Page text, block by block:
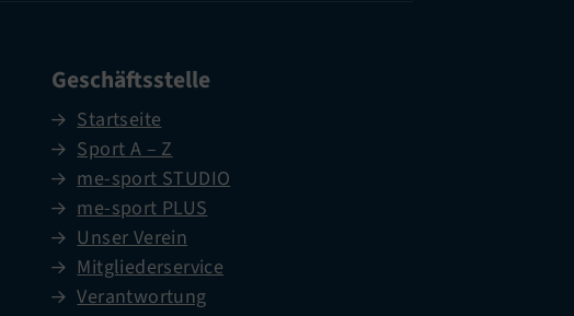
Geschäftsstelle
Startseite
Sport A – Z
me-sport STUDIO
me-sport PLUS
Unser Verein
Mitgliederservice
Verantwortung